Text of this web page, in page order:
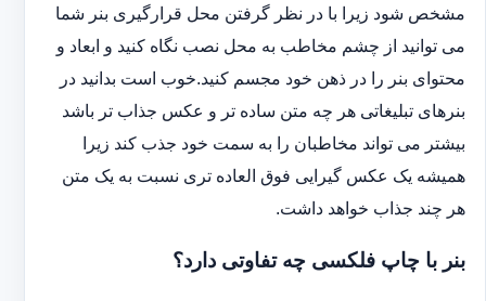
مشخص شود زیرا با در نظر گرفتن محل قرارگیری بنر شما
می توانید از چشم مخاطب به محل نصب نگاه کنید و ابعاد و
محتوای بنر را در ذهن خود مجسم کنید.خوب است بدانید در
بنرهای تبلیغاتی هر چه متن ساده تر و عکس جذاب تر باشد
بیشتر می تواند مخاطبان را به سمت خود جذب کند زیرا
همیشه یک عکس گیرایی فوق العاده تری نسبت به یک متن
هر چند جذاب خواهد داشت.
بنر با چاپ فلکسی چه تفاوتی دارد؟